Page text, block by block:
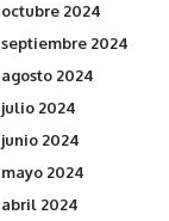
octubre 2024
septiembre 2024
agosto 2024
julio 2024
junio 2024
mayo 2024
abril 2024